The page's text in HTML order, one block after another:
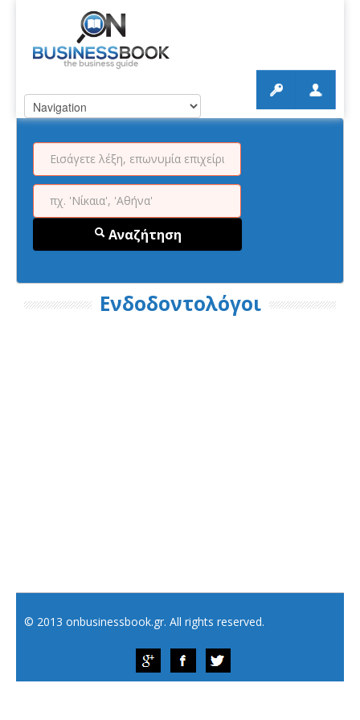
Αναζήτηση
Ενδοδοντολόγοι
© 2013 onbusinessbook.gr. All rights reserved.